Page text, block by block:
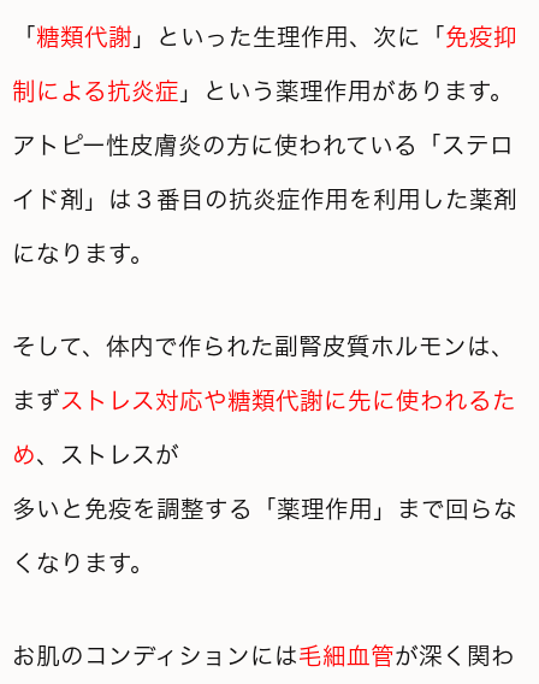
「 糖類代謝 」といった生理作用、次に「 免疫抑
制による抗炎症 」という薬理作用があります。
アトピー性皮膚炎の方に使われている「ステロ
イド剤」は３番目の抗炎症作用を利用した薬剤
になります。
そして、体内で作られた副腎皮質ホルモンは、
まず ストレス対応や糖類代謝に先に使われるた
め、ストレスが
多いと 免疫を調整する「薬理作用」まで回らな
くなります。
お肌のコンディションには毛細血管が深く関わ